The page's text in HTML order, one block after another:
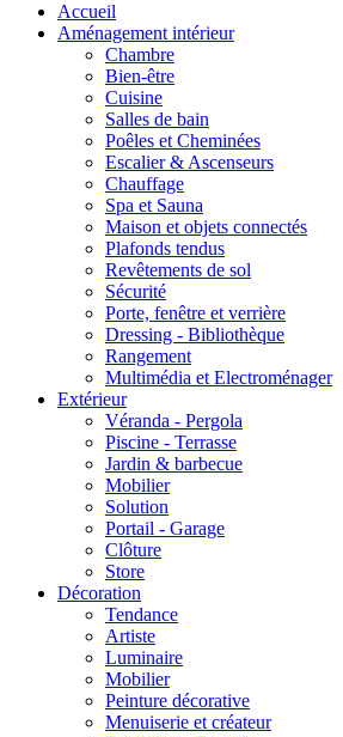
Accueil
Aménagement intérieur
Chambre
Bien-être
Cuisine
Salles de bain
Poêles et Cheminées
Escalier & Ascenseurs
Chauffage
Spa et Sauna
Maison et objets connectés
Plafonds tendus
Revêtements de sol
Sécurité
Porte, fenêtre et verrière
Dressing - Bibliothèque
Rangement
Multimédia et Electroménager
Extérieur
Véranda - Pergola
Piscine - Terrasse
Jardin & barbecue
Mobilier
Solution
Portail - Garage
Clôture
Store
Décoration
Tendance
Artiste
Luminaire
Mobilier
Peinture décorative
Menuiserie et créateur